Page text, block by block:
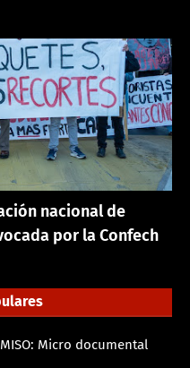
nacional de
por la Confech
Micro documental